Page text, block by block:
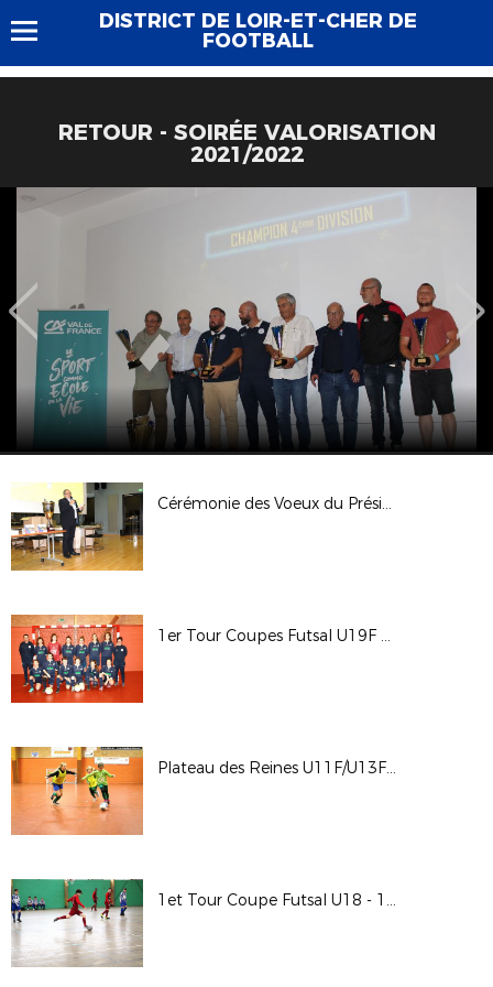
DISTRICT DE LOIR-ET-CHER DE
FOOTBALL
RETOUR - SOIRÉE VALORISATION
2021/2022
Cérémonie des Voeux du Président - 18 janvier 2018
1er Tour Coupes Futsal U19F et Seniors Féminines - 14 janvier 2018
Plateau des Reines U11F/U13F - 13 janvier 2018
1et Tour Coupe Futsal U18 - 13 janvier 2018